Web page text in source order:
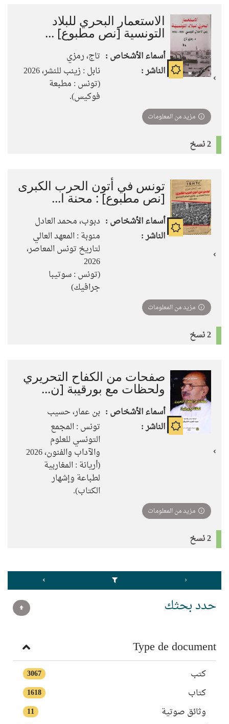
الاستعمار البحري للبلاد
التونسية [نص مطبوع] ...
أسماء الأشخاص : تاج، رمزي
الناشر :
نابل : زينب للنشر، 2026
(تونس : مطبعة
فوكيس).
مزيد من المعلومات
2 نسخ
تونس في أتون الحرب الكبرى
[نص مطبوع] : محنة ا...
أسماء الأشخاص : دبوب، محمد العادل
الناشر :
منوبة : المعهد العالي
لتاريخ تونس المعاصر،
2026
(تونس : سوتيبا
جرافيك)
مزيد من المعلومات
2 نسخ
صفحات من الكفاح التحريري
ولحظات مع بورقيبة [ن...
أسماء الأشخاص : بن عمار، حسيب
الناشر :
تونس : المجمع
التونسي للعلوم
والآداب والفنون، 2026
(أريانة : المغاربية
لطباعة وإشهار
الكتاب).
مزيد من المعلومات
2 نسخ
حدد بحثك
Type de document
3067 كتب
1618 كتاب
11 وثائق صوتية